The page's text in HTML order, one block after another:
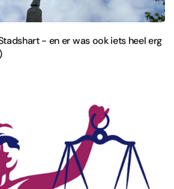
- en er was ook iets heel erg